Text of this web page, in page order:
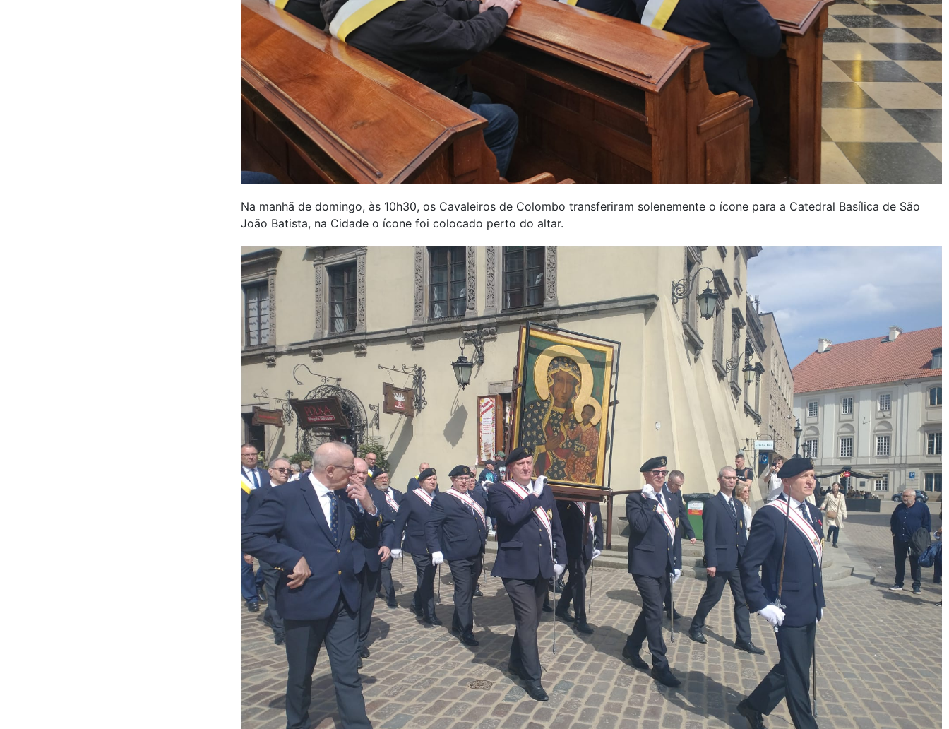
Na manhã de domingo, às 10h30, os Cavaleiros de Colombo transferiram solenemente o ícone para a Catedral Basílica de São
João Batista, na Cidade o ícone foi colocado perto do altar.